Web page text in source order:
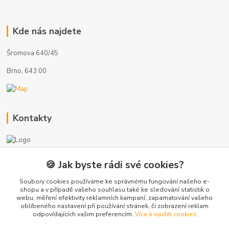
Kde nás najdete
Šromova 640/45
Brno, 643 00
Kontakty
+420 775 872 753
info@radiatory-skladem.cz
🍪 Jak byste rádi své cookies?
Soubory cookies používáme ke správnému fungování našeho e-
shopu a v případě vašeho souhlasu také ke sledování statistik o
webu, měření efektivity reklamních kampaní, zapamatování vašeho
oblíbeného nastavení při používání stránek, či zobrazení reklam
odpovídajících vašim preferencím. Více k využití cookies